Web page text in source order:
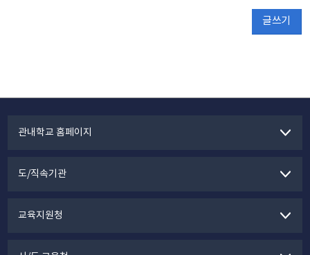
글쓰기
관내학교 홈페이지
도/직속기관
교육지원청